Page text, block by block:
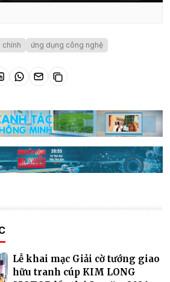
chính ứng dụng công nghệ
Lễ khai mạc Giải cờ tướng giao
hữu tranh cúp KIM LONG